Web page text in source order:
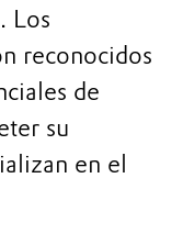
Los
reconocidos
de
su
en el